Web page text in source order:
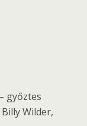
győztes
Wilder,